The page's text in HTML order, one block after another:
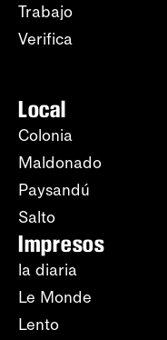
Trabajo
Verifica
Local
Colonia
Maldonado
Paysandú
Salto
Impresos
la diaria
Le Monde
Lento